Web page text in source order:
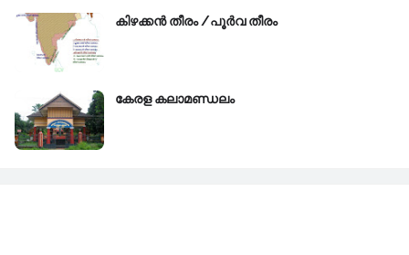
കിഴക്കന്‍ തീരം /പൂർവ തീരം
കേരള കലാമണ്ഡലം